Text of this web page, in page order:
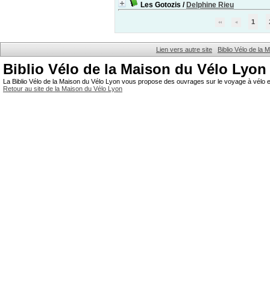
Les Gotozis / Delphine Rieu
1
Lien vers autre site Biblio Vélo de la
Biblio Vélo de la Maison du Vélo Lyon
La Biblio Vélo de la Maison du Vélo Lyon vous propose des ouvrages sur le voyage à
Retour au site de la Maison du Vélo Lyon